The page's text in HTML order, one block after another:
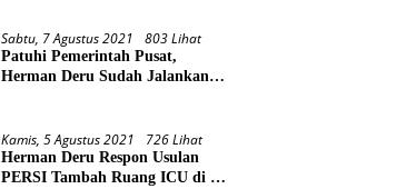
Sabtu, 7 Agustus 2021 803 Lihat
Patuhi Pemerintah Pusat,
Herman Deru Sudah Jalankan
Kamis, 5 Agustus 2021 726 Lihat
Herman Deru Respon Usulan
PERSI Tambah Ruang ICU di RS